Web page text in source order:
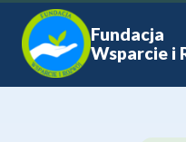
Fundacja
Wsparcie i